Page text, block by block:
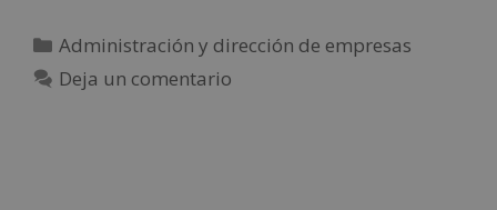
Administración y dirección de empresas
Deja un comentario